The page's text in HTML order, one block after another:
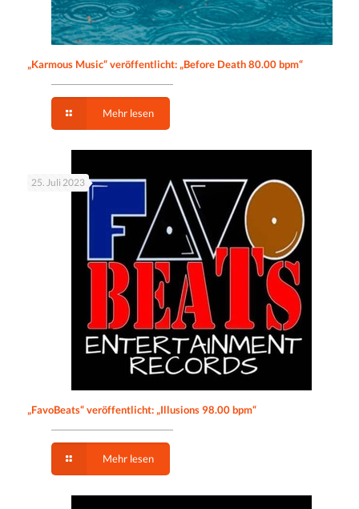
„Karmous Music“ veröffentlicht: „Before Death 80.00 bpm“
Mehr lesen
25. Juli 2023
„FavoBeats“ veröffentlicht: „Illusions 98.00 bpm“
Mehr lesen